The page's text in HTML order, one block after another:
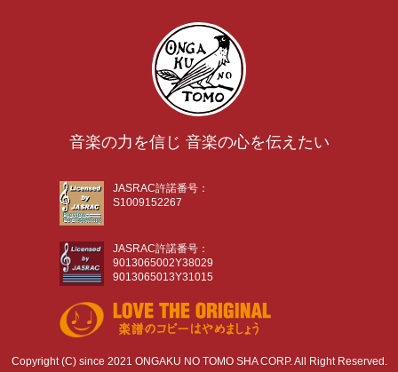
音楽の力を信じ 音楽の心を伝えたい
JASRAC許諾番号：
S1009152267
JASRAC許諾番号：
9013065002Y38029
9013065013Y31015
Copyright (C) since 2021 ONGAKU NO TOMO SHA CORP. All Right Reserved.